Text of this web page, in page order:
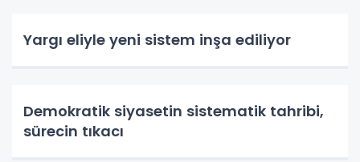
Yargı eliyle yeni sistem inşa ediliyor
Demokratik siyasetin sistematik tahribi,
sürecin tıkacı